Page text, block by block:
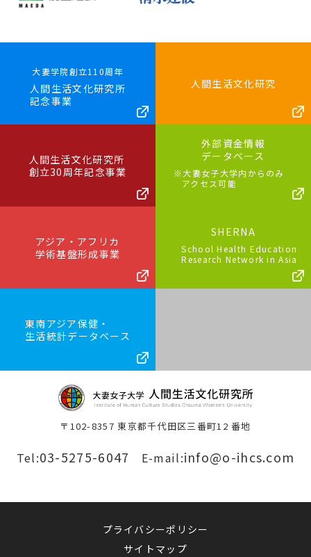
大妻学院創立110周年
人間生活文化研究所
記念事業
人間生活文化研究
人間生活文化研究所
創立30周年記念事業
外部資金情報
データベース
※大妻女子大学内からのみ
アクセス可能
アジア・アフリカ
学術基盤形成事業
SHERNA
School Health Education
Research Network in Asia
東南アジア保健・
生活統計データベース
〒102-8357 東京都千代田区三番町12 番地
Tel:03-5275-6047 E-mail:info@o-ihcs.com
プライバシーポリシー
サイトマップ